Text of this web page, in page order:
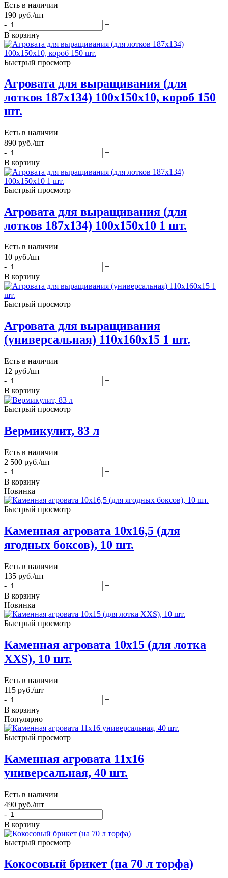
Есть в наличии
190 руб./шт
-
+
В корзину
Быстрый просмотр
Агровата для выращивания (для
лотков 187х134) 100х150х10, короб 150
шт.
Есть в наличии
890 руб./шт
-
+
В корзину
Быстрый просмотр
Агровата для выращивания (для
лотков 187х134) 100х150х10 1 шт.
Есть в наличии
10 руб./шт
-
+
В корзину
Быстрый просмотр
Агровата для выращивания
(универсальная) 110х160х15 1 шт.
Есть в наличии
12 руб./шт
-
+
В корзину
Быстрый просмотр
Вермикулит, 83 л
Есть в наличии
2 500 руб./шт
-
+
В корзину
Новинка
Быстрый просмотр
Каменная агровата 10х16,5 (для
ягодных боксов), 10 шт.
Есть в наличии
135 руб./шт
-
+
В корзину
Новинка
Быстрый просмотр
Каменная агровата 10х15 (для лотка
ХХS), 10 шт.
Есть в наличии
115 руб./шт
-
+
В корзину
Популярно
Быстрый просмотр
Каменная агровата 11х16
универсальная, 40 шт.
Есть в наличии
490 руб./шт
-
+
В корзину
Быстрый просмотр
Кокосовый брикет (на 70 л торфа)